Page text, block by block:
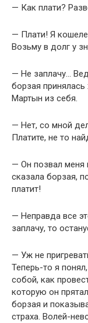
— Как плати?
— Плати! Я
Возьму в долг у
— Не заплачу…
борзая
Мартын из себя.
— Нет, со мной
Платите, не то
— Он позвал меня
сказала борзая,
платит!
— Неправда все
заплачу, то
— Уж не
Теперь-то я
собой, как
которую он
борзая и
страха. Волей-